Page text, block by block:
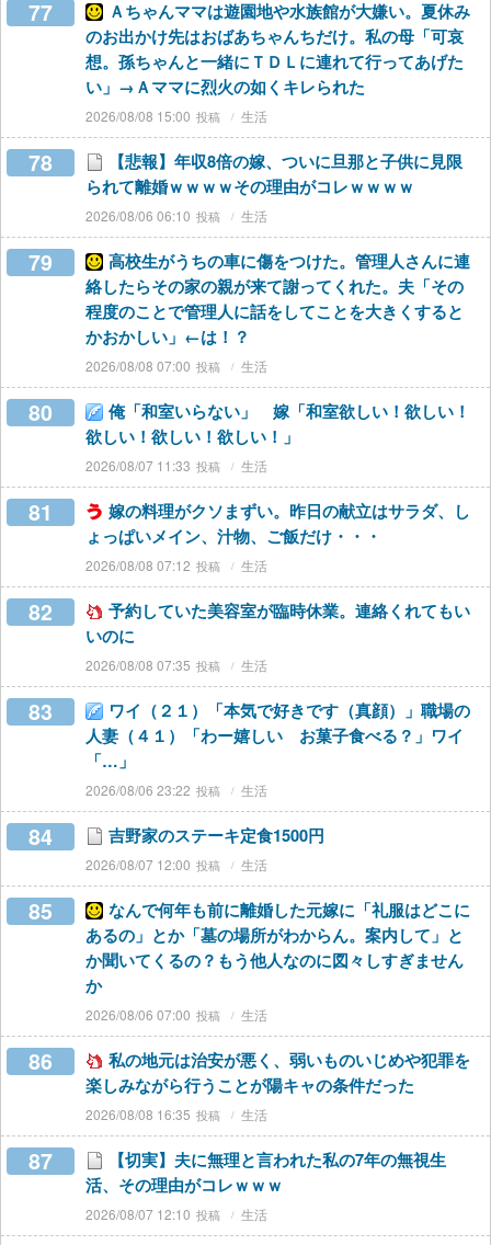
77
Ａちゃんママは遊園地や水族館が大嫌い。夏休み
のお出かけ先はおばあちゃんちだけ。私の母「可哀
想。孫ちゃんと一緒にＴＤＬに連れて行ってあげた
い」→Ａママに烈火の如くキレられた
2026/08/08 15:00 生活
78
【悲報】年収8倍の嫁、ついに旦那と子供に見限
られて離婚ｗｗｗｗその理由がコレｗｗｗｗ
2026/08/06 06:10 生活
79
高校生がうちの車に傷をつけた。管理人さんに連
絡したらその家の親が来て謝ってくれた。夫「その
程度のことで管理人に話をしてことを大きくすると
かおかしい」←は！？
2026/08/08 07:00 生活
80
俺「和室いらない」 嫁「和室欲しい！欲しい！
欲しい！欲しい！欲しい！」
2026/08/07 11:33 生活
81
嫁の料理がクソまずい。昨日の献立はサラダ、し
ょっぱいメイン、汁物、ご飯だけ・・・
2026/08/08 07:12 生活
82
予約していた美容室が臨時休業。連絡くれてもい
いのに
2026/08/08 07:35 生活
83
ワイ（２１）「本気で好きです（真顔）」職場の
人妻（４１）「わー嬉しい お菓子食べる？」ワイ
「…」
2026/08/06 23:22 生活
84 吉野家のステーキ定食1500円
2026/08/07 12:00 生活
85
なんで何年も前に離婚した元嫁に「礼服はどこに
あるの」とか「墓の場所がわからん。案内して」と
か聞いてくるの？もう他人なのに図々しすぎません
か
2026/08/06 07:00 生活
86
私の地元は治安が悪く、弱いものいじめや犯罪を
楽しみながら行うことが陽キャの条件だった
2026/08/08 16:35 生活
87
【切実】夫に無理と言われた私の7年の無視生
活、その理由がコレｗｗｗ
2026/08/07 12:10 生活